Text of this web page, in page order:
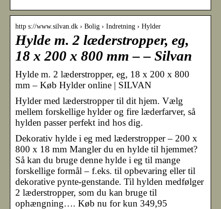
http s://www.silvan.dk › Bolig › Indretning › Hylder
Hylde m. 2 læderstropper, eg,
18 x 200 x 800 mm – – Silvan
Hylde m. 2 læderstropper, eg, 18 x 200 x 800
mm – Køb Hylder online | SILVAN
Hylder med læderstropper til dit hjem. Vælg
mellem forskellige hylder og fire læderfarver, så
hylden passer perfekt ind hos dig.
Dekorativ hylde i eg med læderstropper – 200 x
800 x 18 mm Mangler du en hylde til hjemmet?
Så kan du bruge denne hylde i eg til mange
forskellige formål – f.eks. til opbevaring eller til
dekorative pynte-genstande. Til hylden medfølger
2 læderstropper, som du kan bruge til
ophængning…. Køb nu for kun 349,95